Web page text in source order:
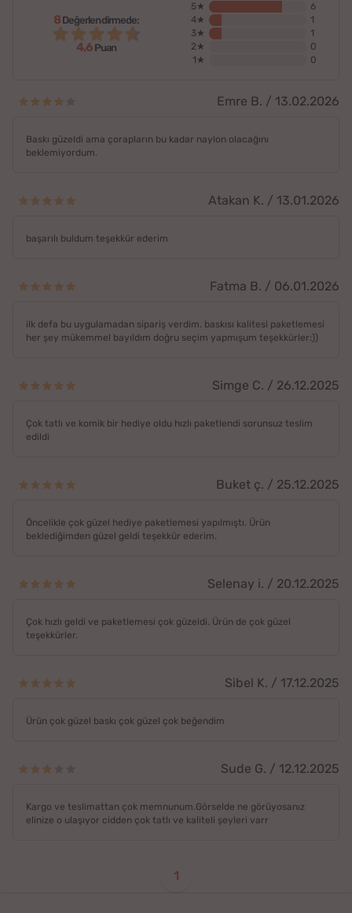
8Değerlendirmede:
4,6Puan
5★
6
4★
1
3★
1
2★
0
1★
0
Emre B. / 13.02.2026
Baskı güzeldi ama çorapların bu kadar naylon olacağını
beklemiyordum.
Atakan K. / 13.01.2026
başarılı buldum teşekkür ederim
Fatma B. / 06.01.2026
ilk defa bu uygulamadan sipariş verdim. baskısı kalitesi paketlemesi
her şey mükemmel bayıldım doğru seçim yapmışum teşekkürler:))
Simge C. / 26.12.2025
Çok tatlı ve komik bir hediye oldu hızlı paketlendi sorunsuz teslim
edildi
Buket ç. / 25.12.2025
Öncelikle çok güzel hediye paketlemesi yapılmıştı. Ürün
beklediğimden güzel geldi teşekkür ederim.
Selenay i. / 20.12.2025
Çok hızlı geldi ve paketlemesi çok güzeldi. Ürün de çok güzel
teşekkürler.
Sibel K. / 17.12.2025
Ürün çok güzel baskı çok güzel çok beğendim
Sude G. / 12.12.2025
Kargo ve teslimattan çok memnunum.Görselde ne görüyosanız
elinize o ulaşıyor cidden çok tatlı ve kaliteli şeyleri varr
1